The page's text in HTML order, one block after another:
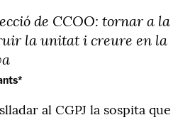
de CCOO: tornar a la
la unitat i creure en la
al CGPJ la sospita que